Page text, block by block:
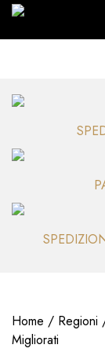
Home / Regioni
Migliorati